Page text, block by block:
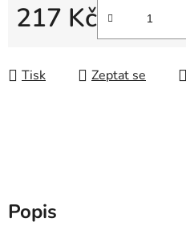
217 Kč
Tisk Zeptat se
Popis